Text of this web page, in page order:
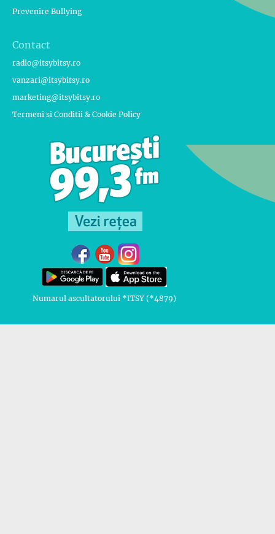
Prevenire Bullying
Contact
radio@itsybitsy.ro
vanzari@itsybitsy.ro
marketing@itsybitsy.ro
Termeni si Conditii & Cookie Policy
Numarul ascultatorului *ITSY (*4879)